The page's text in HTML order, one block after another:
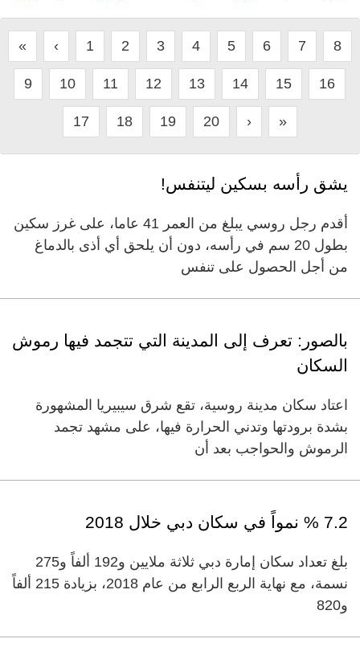
« ‹ 1 2 3 4 5 6 7 8
9 10 11 12 13 14 15 16
17 18 19 20 › »
يشق رأسه بسكين ليتنفس!
أقدم رجل روسي يبلغ من العمر 41 عاما، على غرز سكين
بطول 20 سم في رأسه، دون أن يلحق أي أذى بالدماغ
من أجل الحصول على تنفس
بالصور: تعرف إلى المدينة التي تتجمد فيها رموش
السكان
اعتاد سكان مدينة روسية، تقع شرق سيبيريا المشهورة
بشدة برودتها وتدني الحرارة فيها، على مشهد تجمد
الرموش والحواجب بعد أن
7.2 % نمواً في سكان دبي خلال 2018
بلغ تعداد سكان إمارة دبي ثلاثة ملايين و192 ألفاً و275
نسمة، مع نهاية الربع الرابع من عام 2018، بزيادة 215 ألفاً
و820